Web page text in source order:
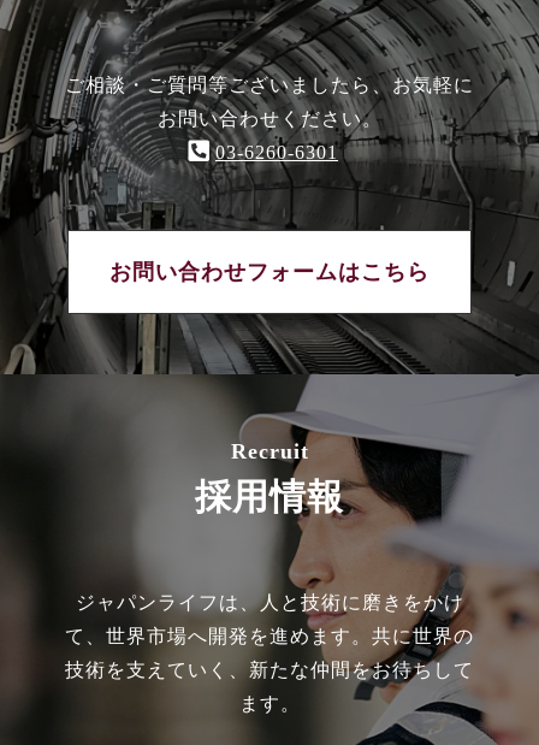
ご相談・ご質問等ございましたら、お気軽に
お問い合わせください。
03-6260-6301
お問い合わせフォームはこちら
Recruit
採用情報
ジャパンライフは、人と技術に磨きをかけ
て、世界市場へ開発を進めます。共に世界の
技術を支えていく、新たな仲間をお待ちして
ます。